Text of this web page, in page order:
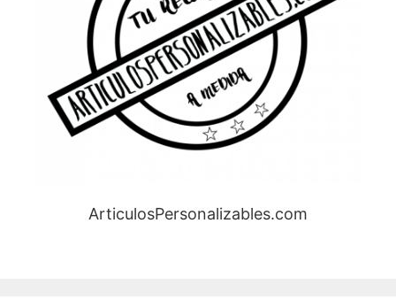
ArticulosPersonalizables.com